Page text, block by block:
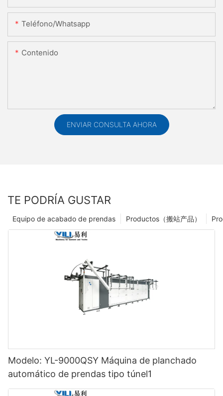
Teléfono/whatsapp
Contenido
ENVIAR CONSULTA AHORA
TE PODRÍA GUSTAR
Productos（搬站产品）
Equipo de acabado de prendas
Modelo: YL-9000QSY Máquina de planchado
automático de prendas tipo túnel1